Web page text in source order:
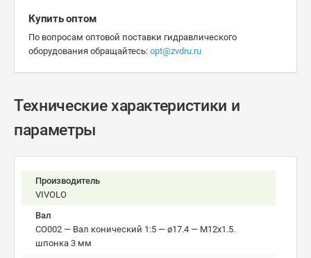
Купить оптом
По вопросам оптовой поставки гидравлического
оборудования обращайтесь: opt@zvdru.ru
Технические характеристики и
параметры
Производитель
VIVOLO
Вал
CO002 — Вал конический 1:5 — ø17.4 — М12x1.5.
шпонка 3 мм